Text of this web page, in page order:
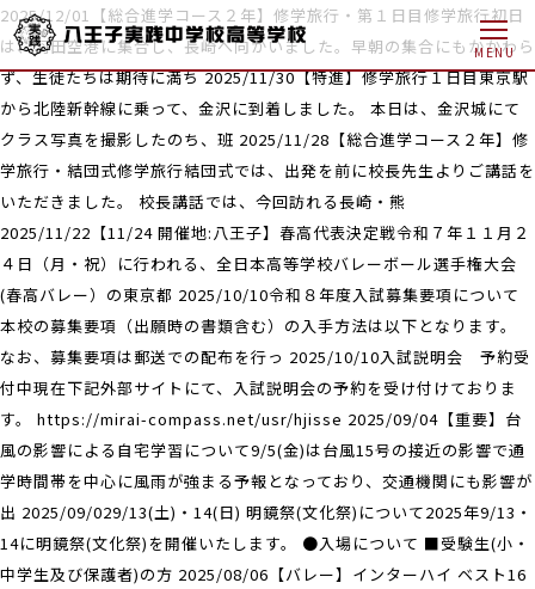
MENU
2025/12/01【総合進学コース２年】修学旅行・第１日目修学旅行初日
は、羽田空港に集合し、長崎へ向かいました。早朝の集合にもかかわら
ず、生徒たちは期待に満ち 2025/11/30【特進】修学旅行１日目東京駅
から北陸新幹線に乗って、金沢に到着しました。 本日は、金沢城にて
クラス写真を撮影したのち、班 2025/11/28【総合進学コース２年】修
学旅行・結団式修学旅行結団式では、出発を前に校長先生よりご講話を
いただきました。 校長講話では、今回訪れる長崎・熊
2025/11/22【11/24 開催地:八王子】春高代表決定戦令和７年１１月２
４日（月・祝）に行われる、全日本高等学校バレーボール選手権大会
(春高バレー）の東京都 2025/10/10令和８年度入試募集要項について
本校の募集要項（出願時の書類含む）の入手方法は以下となります。
なお、募集要項は郵送での配布を行っ 2025/10/10入試説明会 予約受
付中現在下記外部サイトにて、入試説明会の予約を受け付けておりま
す。 https://mirai-compass.net/usr/hjisse 2025/09/04【重要】台
風の影響による自宅学習について9/5(金)は台風15号の接近の影響で通
学時間帯を中心に風雨が強まる予報となっており、交通機関にも影響が
出 2025/09/029/13(土)・14(日) 明鏡祭(文化祭)について2025年9/13・
14に明鏡祭(文化祭)を開催いたします。 ●入場について ■受験生(小・
中学生及び保護者)の方 2025/08/06【バレー】インターハイ ベスト16